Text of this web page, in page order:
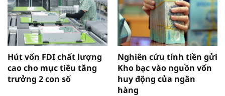
Hút vốn FDI chất lượng
cao cho mục tiêu tăng
trưởng 2 con số
Nghiên cứu tính tiền gửi
Kho bạc vào nguồn vốn
huy động của ngân
hàng